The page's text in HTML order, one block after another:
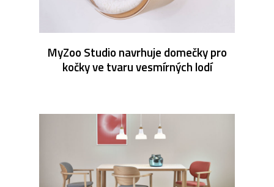
MyZoo Studio navrhuje domečky pro
kočky ve tvaru vesmírných lodí